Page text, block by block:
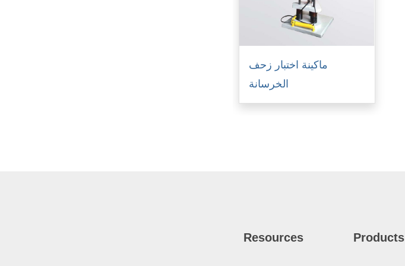
ماكينة اختبار زحف
الخرسانة
Resources Products